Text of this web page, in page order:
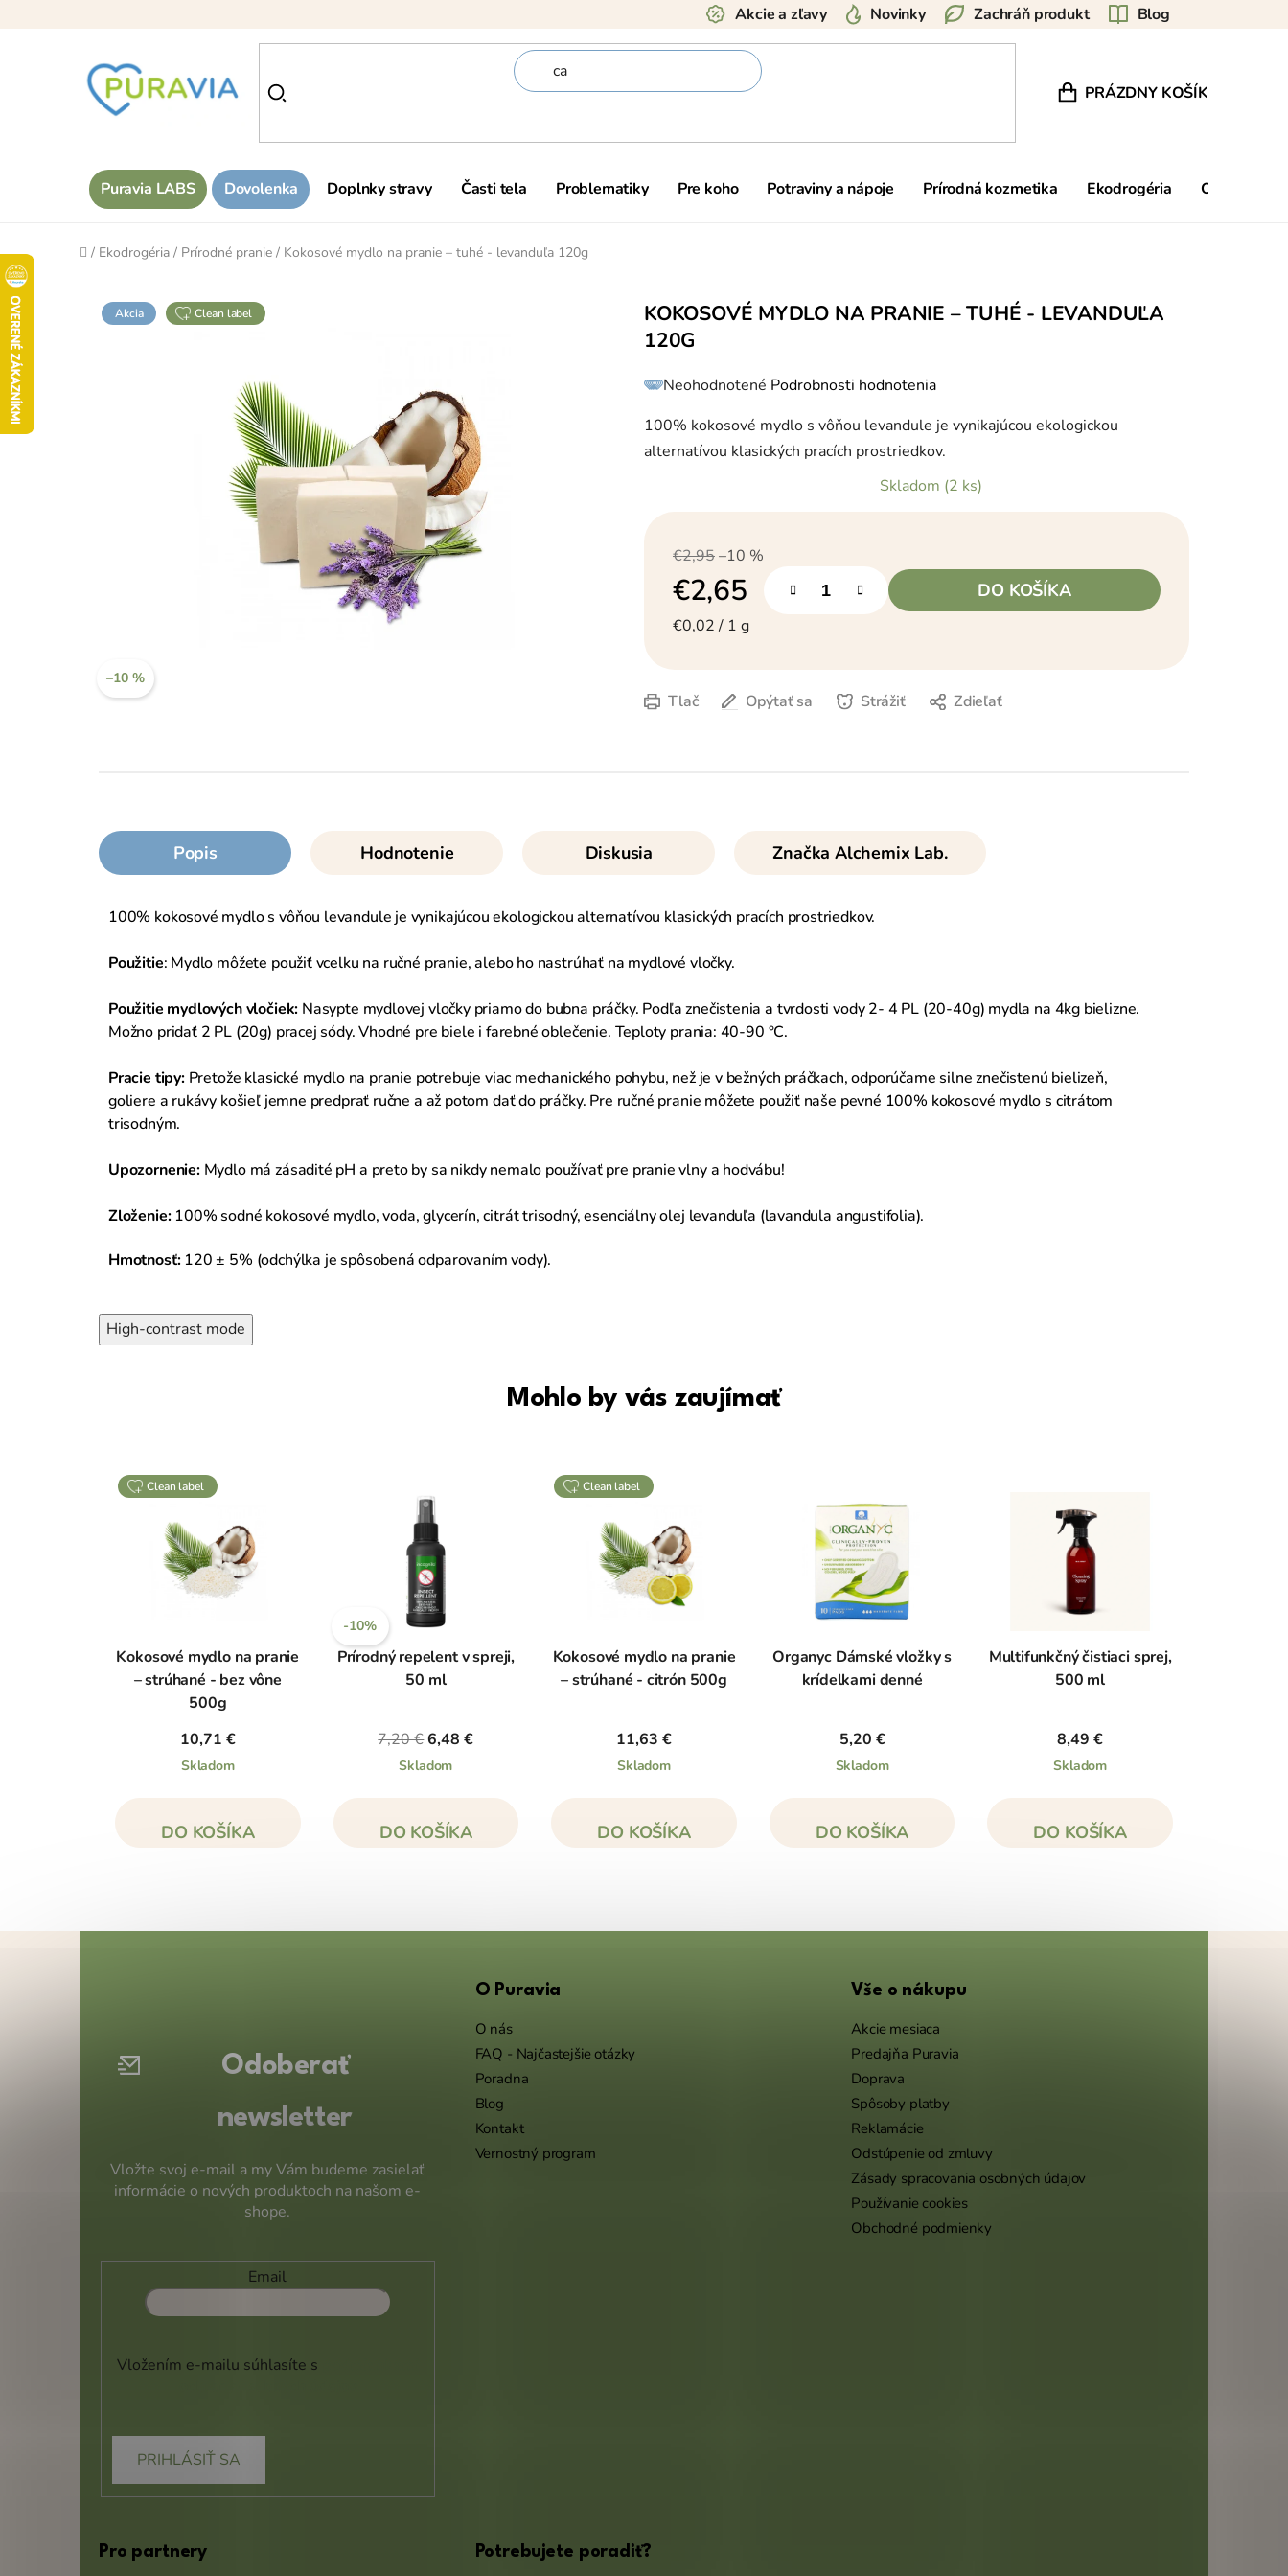
Blog
Zachráň produkt
Novinky
Akcie a zľavy
NÁKUPNÝ KOŠÍK
PRÁZDNY KOŠÍK
Puravia LABS Dovolenka Doplnky stravy Časti tela Problematiky Pre koho Potraviny a nápoje Prírodná kozmetika Ekodrogéria Ostatné
Domov
/ Ekodrogéria / Prírodné pranie / Kokosové mydlo na pranie – tuhé - levanduľa 120g
KOKOSOVÉ MYDLO NA PRANIE – TUHÉ - LEVANDUĽA
120G
Priemerné
hodnotenie
0,0
z
5
hviezdičiek.
Neohodnotené Podrobnosti hodnotenia
100% kokosové mydlo s vôňou levandule je vynikajúcou ekologickou
alternatívou klasických pracích prostriedkov.
Skladom (2 ks)
€2,95–10 %
€2,65
Jednotková cena:
€0,02 / 1 g
DO KOŠÍKA
Tlač Opýtať sa Strážiť Zdieľať
Akcia clean label
–10 %
Popis Hodnotenie Diskusia Značka Alchemix Lab.
100% kokosové mydlo s vôňou levandule je vynikajúcou ekologickou alternatívou klasických pracích prostriedkov.
Použitie: Mydlo môžete použiť vcelku na ručné pranie, alebo ho nastrúhať na mydlové vločky.
Použitie mydlových vločiek: Nasypte mydlovej vločky priamo do bubna práčky. Podľa znečistenia a tvrdosti vody 2- 4 PL (20-40g) mydla na 4kg bielizne.
Možno pridať 2 PL (20g) pracej sódy. Vhodné pre biele i farebné oblečenie. Teploty prania: 40-90 °C.
Pracie tipy:Pretože klasické mydlo na pranie potrebuje viac mechanického pohybu, než je v bežných práčkach, odporúčame silne znečistenú bielizeň,
goliere a rukávy košieľ jemne predprať ručne a až potom dať do práčky. Pre ručné pranie môžete použiť naše pevné 100% kokosové mydlo s citrátom
trisodným.
Upozornenie:Mydlo má zásadité pH a preto by sa nikdy nemalo používať pre pranie vlny a hodvábu!
Zloženie:100% sodné kokosové mydlo, voda, glycerín, citrát trisodný, esenciálny olej levanduľa (lavandula angustifolia).
Hmotnosť:120 ± 5% (odchýlka je spôsobená odparovaním vody).
High-contrast mode
Mohlo by vás zaujímať
clean label
Kokosové mydlo na pranie
– strúhané - bez vône
500g
10,71 €
Skladom
DO KOŠÍKA
-10%
Prírodný repelent v spreji,
50 ml
7,20 €6,48 €
Skladom
DO KOŠÍKA
clean label
Kokosové mydlo na pranie
– strúhané - citrón 500g
11,63 €
Skladom
DO KOŠÍKA
Organyc Dámské vložky s
krídelkami denné
5,20 €
Skladom
DO KOŠÍKA
Multifunkčný čistiaci sprej,
500 ml
8,49 €
Skladom
DO KOŠÍKA
Odoberať
newsletter
Vložte svoj e-mail a my Vám budeme zasielať
informácie o nových produktoch na našom e-
shope.
Email
Vložením e-mailu súhlasíte s
PRIHLÁSIŤ SA
O Puravia
O nás
FAQ - Najčastejšie otázky
Poradna
Blog
Kontakt
Vernostný program
Vše o nákupu
Akcie mesiaca
Predajňa Puravia
Doprava
Spôsoby platby
Reklamácie
Odstúpenie od zmluvy
Zásady spracovania osobných údajov
Používanie cookies
Obchodné podmienky
Pro partnery Potrebujete poradiť?